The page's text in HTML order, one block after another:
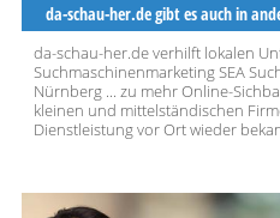
da-schau-her.de gibt es auch in
da-schau-her.de verhilft lokalen
Suchmaschinenmarketing SEA
Nürnberg ... zu mehr Online-
kleinen und mittelständischen
Dienstleistung vor Ort wieder